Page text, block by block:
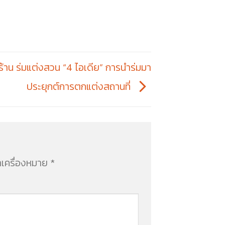
น ร่มแต่งสวน “4 ไอเดีย” การนำร่มมา
ประยุกต์การตกแต่งสถานที่
ครื่องหมาย *